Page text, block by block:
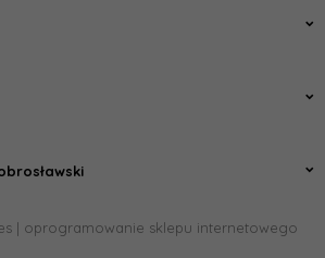
| oprogramowanie sklepu internetowego